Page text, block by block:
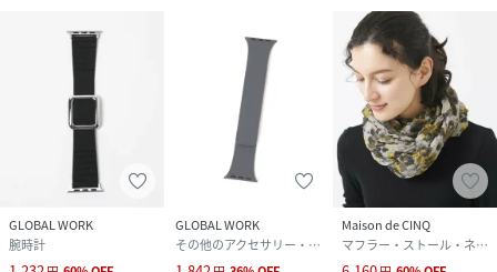
GLOBAL WORK
腕時計
GLOBAL WORK
その他のアクセサリー・腕時計
Maison de CINQ
マフラー・ストール・ネックウォーマー